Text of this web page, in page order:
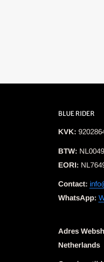
BLUE RIDER
KVK:
BTW:
EORI:
Contact:
WhatsApp:
Adres
Netherlands